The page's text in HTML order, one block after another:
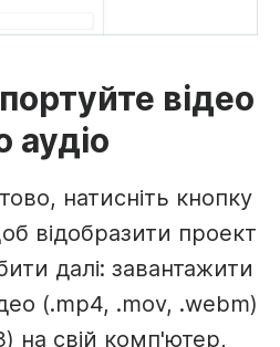
відео
аудіо
натисніть кнопку
відобразити проект
далі: завантажити
(.mp4, .mov, .webm)
на свій комп'ютер,